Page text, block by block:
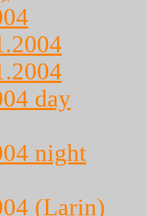
day
night
(Larin)